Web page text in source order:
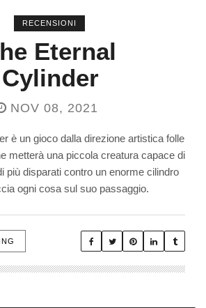
RECENSIONI
Eternal
Cylinder
NOV 08, 2021
è un gioco dalla direzione artistica folle
metterà una piccola creatura capace di
più disparati contro un enorme cilindro
ogni cosa sul suo passaggio.